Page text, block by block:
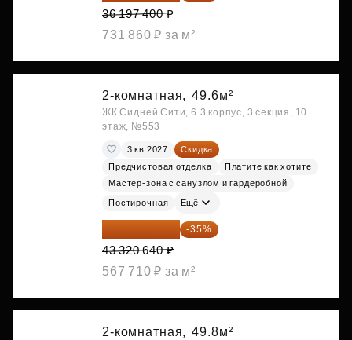
36 197 400 ₽
731 860 ₽ за м²
2-комнатная, 49.6м²
ЖК Сидней Сити, 6.3 корпус, 3 секция, 10
этаж, №553
3 кв 2027
Скидка
Предчистовая отделка
Платите как хотите
Мастер-зона с санузлом и гардеробной
Постирочная Ещё
28 158 416 ₽ -35%
43 320 640 ₽
567 710 ₽ за м²
2-комнатная, 49.8м²